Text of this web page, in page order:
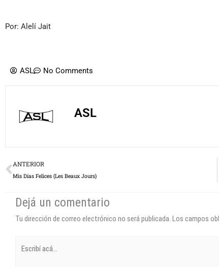
Por: Alelí Jait
ASL No Comments
ASL
Prev
ANTERIOR
Mis Días Felices (Les Beaux Jours)
Dejá un comentario
Tu dirección de correo electrónico no será publicada. Los campos
acá...